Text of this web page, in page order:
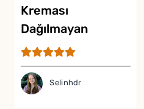
Kreması
Dağılmayan
Meyveli Pasta
Tarifi
Selinhdr